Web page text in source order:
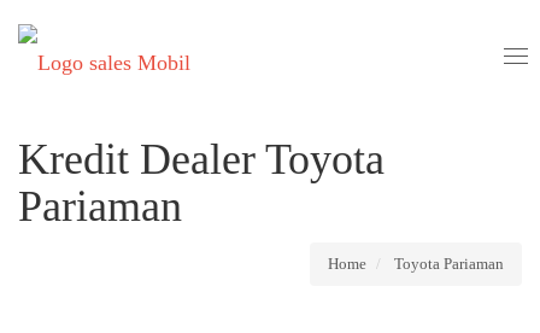
Kredit Dealer Toyota
Pariaman
Home Toyota Pariaman